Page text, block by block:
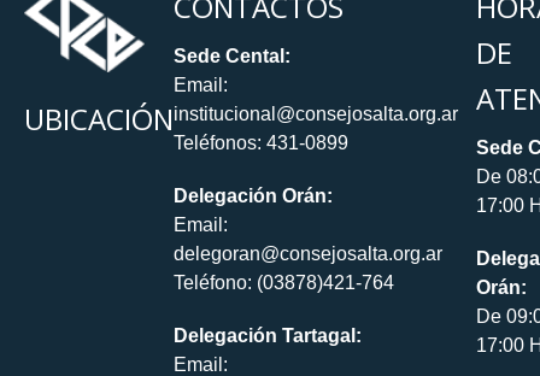
UBICACIÓN
Sede Cental:
Email:
institucional@consejosalta.org.ar
Teléfonos: 431-0899
Delegación Orán:
Email:
delegoran@consejosalta.org.ar
Teléfono: (03878)421-764
Delegación Tartagal:
Email:
DE
Sede
De
17:00
Orán:
De
17:00